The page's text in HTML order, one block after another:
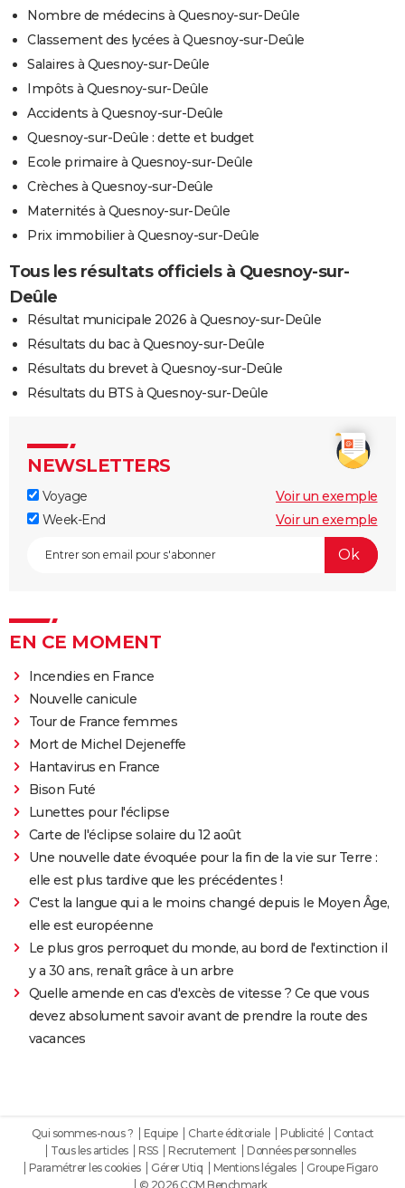
Nombre de médecins à Quesnoy-sur-Deûle
Classement des lycées à Quesnoy-sur-Deûle
Salaires à Quesnoy-sur-Deûle
Impôts à Quesnoy-sur-Deûle
Accidents à Quesnoy-sur-Deûle
Quesnoy-sur-Deûle : dette et budget
Ecole primaire à Quesnoy-sur-Deûle
Crèches à Quesnoy-sur-Deûle
Maternités à Quesnoy-sur-Deûle
Prix immobilier à Quesnoy-sur-Deûle
Tous les résultats officiels à Quesnoy-sur-
Deûle
Résultat municipale 2026 à Quesnoy-sur-Deûle
Résultats du bac à Quesnoy-sur-Deûle
Résultats du brevet à Quesnoy-sur-Deûle
Résultats du BTS à Quesnoy-sur-Deûle
NEWSLETTERS
Voyage
Voir un exemple
Week-End
Voir un exemple
EN CE MOMENT
Incendies en France
Nouvelle canicule
Tour de France femmes
Mort de Michel Dejeneffe
Hantavirus en France
Bison Futé
Lunettes pour l'éclipse
Carte de l'éclipse solaire du 12 août
Une nouvelle date évoquée pour la fin de la vie sur Terre :
elle est plus tardive que les précédentes !
C'est la langue qui a le moins changé depuis le Moyen Âge,
elle est européenne
Le plus gros perroquet du monde, au bord de l'extinction il
y a 30 ans, renaît grâce à un arbre
Quelle amende en cas d'excès de vitesse ? Ce que vous
devez absolument savoir avant de prendre la route des
vacances
Qui sommes-nous ? Equipe Charte éditoriale Publicité
Contact
Tous les articles
RSS Recrutement
Données personnelles
Paramétrer les cookies
Gérer Utiq Mentions légales
Groupe Figaro
© 2026 CCM Benchmark